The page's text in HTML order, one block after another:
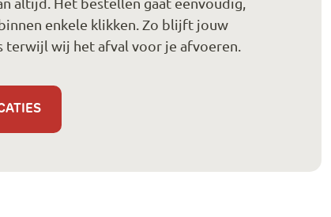
enkele klikken. Zo blijft jouw
terwijl wij het afval voor je afvoeren.